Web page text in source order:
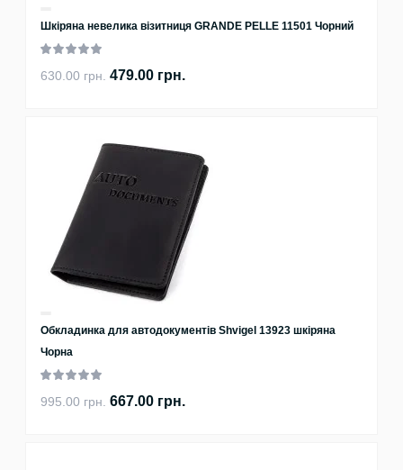
Шкіряна невелика візитниця GRANDE PELLE 11501 Чорний
630.00 грн. 479.00 грн.
Обкладинка для автодокументів Shvigel 13923 шкіряна
Чорна
995.00 грн. 667.00 грн.